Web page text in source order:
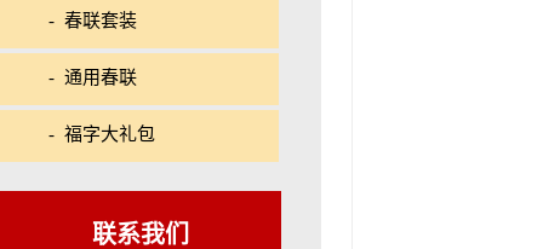
- 春联套装
- 通用春联
- 福字大礼包
联系我们